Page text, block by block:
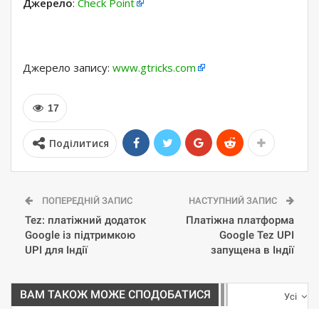
Джерело запису: www.gtricks.com
17
Поділитися
ПОПЕРЕДНІЙ ЗАПИС
Tez: платіжний додаток
Google із підтримкою
UPI для Індії
НАСТУПНИЙ ЗАПИС
Платіжна платформа
Google Tez UPI
запущена в Індії
Усі
ВАМ ТАКОЖ МОЖЕ СПОДОБАТИСЯ